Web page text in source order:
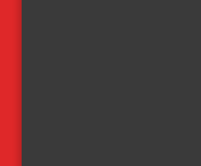
جنين، ورام الله).
مداهمات عنيفة
بدقة، حيث تم العبث
العائلات، وفقاً لشهادات